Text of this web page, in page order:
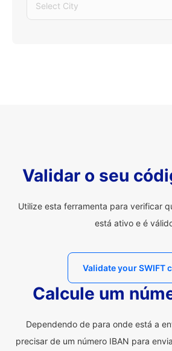
Select City
Validar o seu
Utilize esta ferramenta para verificar
está ativo e é
Validate your SWIFT
Calcule um
Dependendo de para onde está a
precisar de um número IBAN para